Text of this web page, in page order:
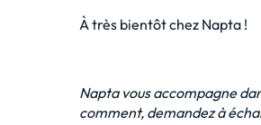
À très bientôt chez Napta !
Napta vous accompagne
comment, demandez à